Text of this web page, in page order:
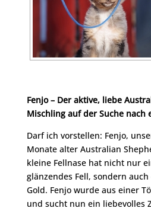
Fenjo – Der aktive, liebe
Mischling auf der Suche nach
Darf ich vorstellen: Fenjo,
Monate alter Australian
kleine Fellnase hat nicht nur
glänzendes Fell, sondern
Gold. Fenjo wurde aus einer
und sucht nun ein liebevolles